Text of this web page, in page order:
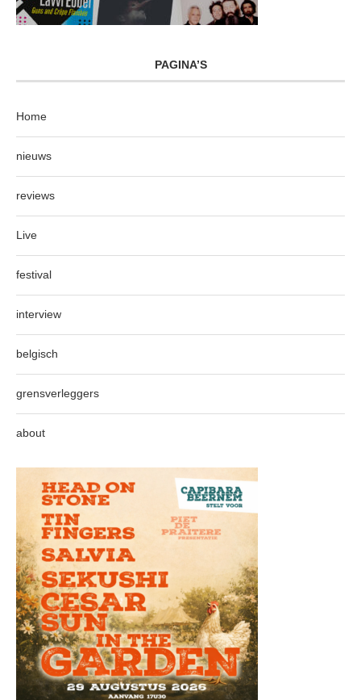
PAGINA’S
Home
nieuws
reviews
Live
festival
interview
belgisch
grensverleggers
about